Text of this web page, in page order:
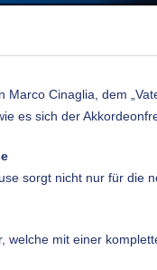
Marco Cinaglia, dem
es sich der
sorgt nicht nur für die
welche mit einer